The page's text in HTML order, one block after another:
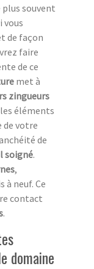
souvent
vous
de façon
faire
de ce
met à
zingueurs
éléments
de votre
de
soigné.
,
neuf. Ce
contact
.
domaine